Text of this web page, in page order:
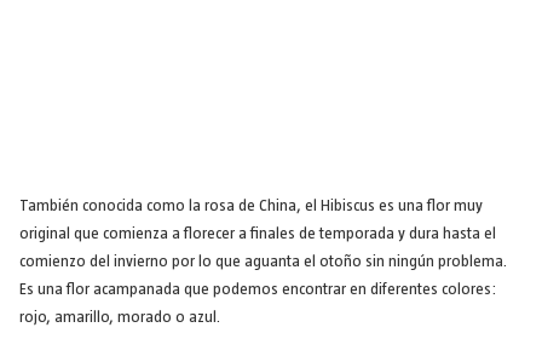
También conocida como la rosa de China, el Hibiscus es una flor muy
original que comienza a florecer a finales de temporada y dura hasta el
comienzo del invierno por lo que aguanta el otoño sin ningún problema.
Es una flor acampanada que podemos encontrar en diferentes colores:
rojo, amarillo, morado o azul.